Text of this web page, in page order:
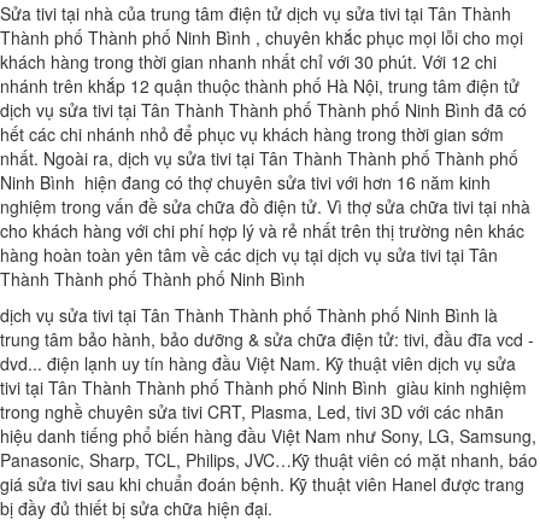
Sửa tivi tại nhà của trung tâm điện tử dịch vụ sửa tivi tại Tân Thành
Thành phố Thành phố Ninh Bình , chuyên khắc phục mọi lỗi cho mọi
khách hàng trong thời gian nhanh nhất chỉ với 30 phút. Với 12 chi
nhánh trên khắp 12 quận thuộc thành phố Hà Nội, trung tâm điện tử
dịch vụ sửa tivi tại Tân Thành Thành phố Thành phố Ninh Bình đã có
hết các chi nhánh nhỏ để phục vụ khách hàng trong thời gian sớm
nhất. Ngoài ra, dịch vụ sửa tivi tại Tân Thành Thành phố Thành phố
Ninh Bình hiện đang có thợ chuyên sửa tivi với hơn 16 năm kinh
nghiệm trong vấn đề sửa chữa đồ điện tử. Vì thợ sửa chữa tivi tại nhà
cho khách hàng với chi phí hợp lý và rẻ nhất trên thị trường nên khác
hàng hoàn toàn yên tâm về các dịch vụ tại dịch vụ sửa tivi tại Tân
Thành Thành phố Thành phố Ninh Bình
dịch vụ sửa tivi tại Tân Thành Thành phố Thành phố Ninh Bình là
trung tâm bảo hành, bảo dưỡng & sửa chữa điện tử: tivi, đầu đĩa vcd -
dvd... điện lạnh uy tín hàng đầu Việt Nam. Kỹ thuật viên dịch vụ sửa
tivi tại Tân Thành Thành phố Thành phố Ninh Bình giàu kinh nghiệm
trong nghề chuyên sửa tivi CRT, Plasma, Led, tivi 3D với các nhãn
hiệu danh tiếng phổ biến hàng đầu Việt Nam như Sony, LG, Samsung,
Panasonic, Sharp, TCL, Philips, JVC…Kỹ thuật viên có mặt nhanh, báo
giá sửa tivi sau khi chuẩn đoán bệnh. Kỹ thuật viên Hanel được trang
bị đầy đủ thiết bị sửa chữa hiện đại.